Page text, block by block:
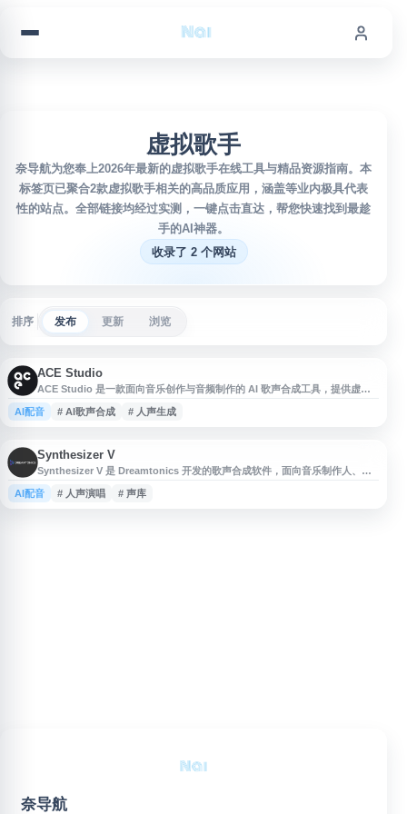
虚拟歌手
奈导航为您奉上2026年最新的虚拟歌手在线工具与精品资源指南。本
标签页已聚合2款虚拟歌手相关的高品质应用，涵盖等业内极具代表
性的站点。全部链接均经过实测，一键点击直达，帮您快速找到最趁
手的AI神器。
收录了 2 个网站
排序 发布 更新 浏览
ACE Studio
ACE Studio 是一款面向音乐创作与音频制作的 AI 歌声合成工具，提供虚拟
歌手、人声生成与编辑等功能，帮助用户将旋律和歌词转换为自然的演唱音
频。平台适用于音乐制作人、作曲者、内容创作者及相关团队，用于制作
AI配音 # AI歌声合成 # 人声生成
Synthesizer V
Synthesizer V 是 Dreamtonics 开发的歌声合成软件，面向音乐制作人、创
作者和声音设计用户。软件通过先进的歌声合成技术，将输入的旋律与歌词转
换为自然的人声演唱，并支持多种声库与语言风格。用户可在编辑器中调整音
AI配音 # 人声演唱 # 声库
奈导航